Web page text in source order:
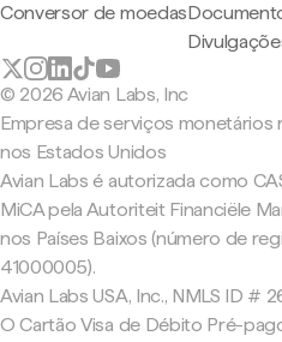
Conversor de moedas
© 2026 Avian Labs, Inc
Empresa de serviços monetários
nos Estados Unidos
Avian Labs é autorizada como
MiCA pela Autoriteit Financiële
nos Países Baixos (número de
41000005).
Avian Labs USA, Inc., NMLS ID #
O Cartão Visa de Débito Pré-